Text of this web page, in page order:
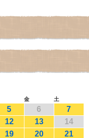
金 土
5 6
7
12 13
14
19 20 21